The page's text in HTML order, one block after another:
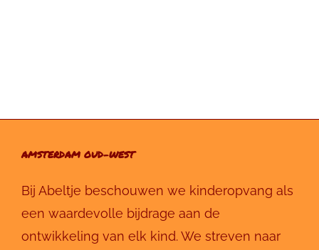
AMSTERDAM OUD-WEST
Bij Abeltje beschouwen we kinderopvang als
een waardevolle bijdrage aan de
ontwikkeling van elk kind. We streven naar